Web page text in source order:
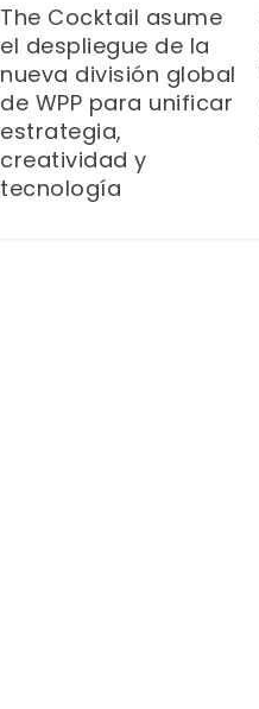
The Cocktail asume
el despliegue de la
nueva división global
de WPP para unificar
estrategia,
creatividad y
tecnología